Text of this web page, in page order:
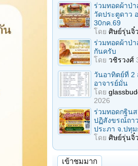
ร่วมทอดผ้าป่
วัดประตูดาว
30กค.69
โดย ศิษย์รุ่นจิ๋ว
ร่วมทอดผ้าป่
กันครับ
โดย วชิรวงศ์
วันอาทิตย์ที่
อาจารย์มั่น
โดย
2026
ร่วมทอดกฐิน
ปฏิสังขรณ์ถา
ประภา จ.ปทุ
โดย ศิษย์รุ่นจิ๋ว
เข้าชมมาก